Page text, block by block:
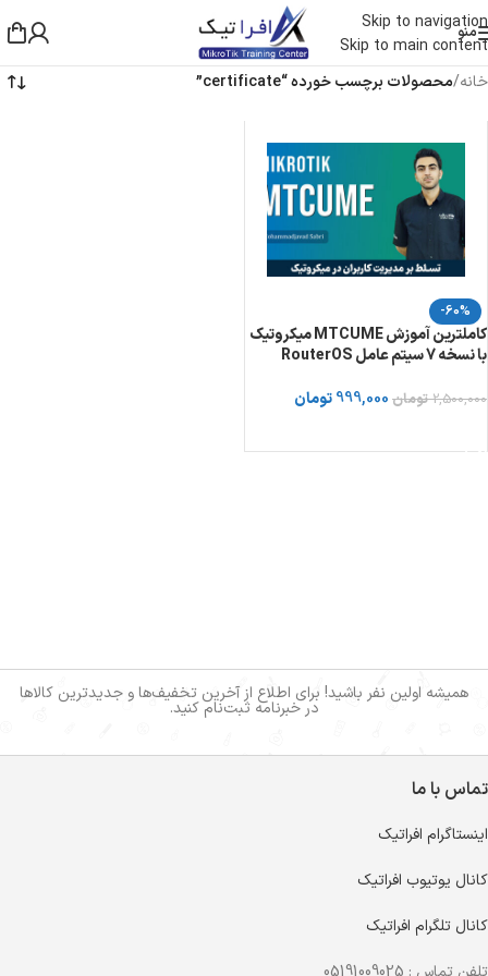
Skip to navigation
Skip to main content
منو
خانه/محصولات برچسب خورده “certificate”
-60%
کاملترین آموزش MTCUME میکروتیک
با نسخه 7 سیتم عامل RouterOS
2,500,000 تومان 999,000تومان
همیشه اولین نفر باشید! برای اطلاع از آخرین تخفیف‌ها و جدیدترین کالاها
در خبرنامه ثبت‌نام کنید.
تماس با ما
اینستاگرام افراتیک
کانال یوتیوب افراتیک
کانال تلگرام افراتیک